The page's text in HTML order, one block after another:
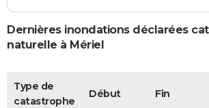
Dernières inondations déclarées
naturelle à Mériel
Type de
catastrophe
Début Fin